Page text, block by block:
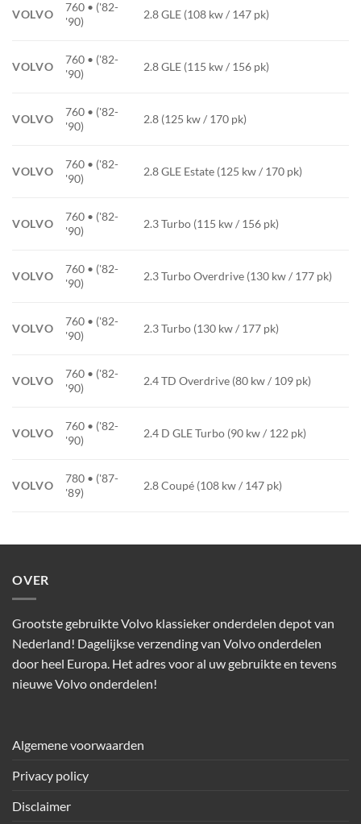
VOLVO
760 • ('82-
'90)
2.8 GLE (108 kw / 147 pk)
VOLVO
760 • ('82-
'90)
2.8 GLE (115 kw / 156 pk)
VOLVO
760 • ('82-
'90)
2.8 (125 kw / 170 pk)
VOLVO
760 • ('82-
'90)
2.8 GLE Estate (125 kw / 170 pk)
VOLVO
760 • ('82-
'90)
2.3 Turbo (115 kw / 156 pk)
VOLVO
760 • ('82-
'90)
2.3 Turbo Overdrive (130 kw / 177 pk)
VOLVO
760 • ('82-
'90)
2.3 Turbo (130 kw / 177 pk)
VOLVO
760 • ('82-
'90)
2.4 TD Overdrive (80 kw / 109 pk)
VOLVO
760 • ('82-
'90)
2.4 D GLE Turbo (90 kw / 122 pk)
VOLVO
780 • ('87-
'89)
2.8 Coupé (108 kw / 147 pk)
OVER
Grootste gebruikte Volvo klassieker onderdelen depot van
Nederland! Dagelijkse verzending van Volvo onderdelen
door heel Europa. Het adres voor al uw gebruikte en tevens
nieuwe Volvo onderdelen!
Algemene voorwaarden
Privacy policy
Disclaimer